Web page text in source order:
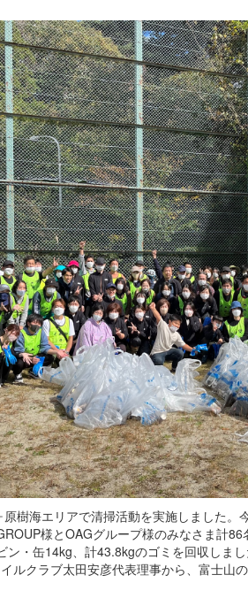
樹海エリアで清掃活動を実施しました。
様とOAGグループ様のみなさま計
ン・缶14kg、計43.8kgのゴミを回収しま
ルクラブ太田安彦代表理事から、富士山